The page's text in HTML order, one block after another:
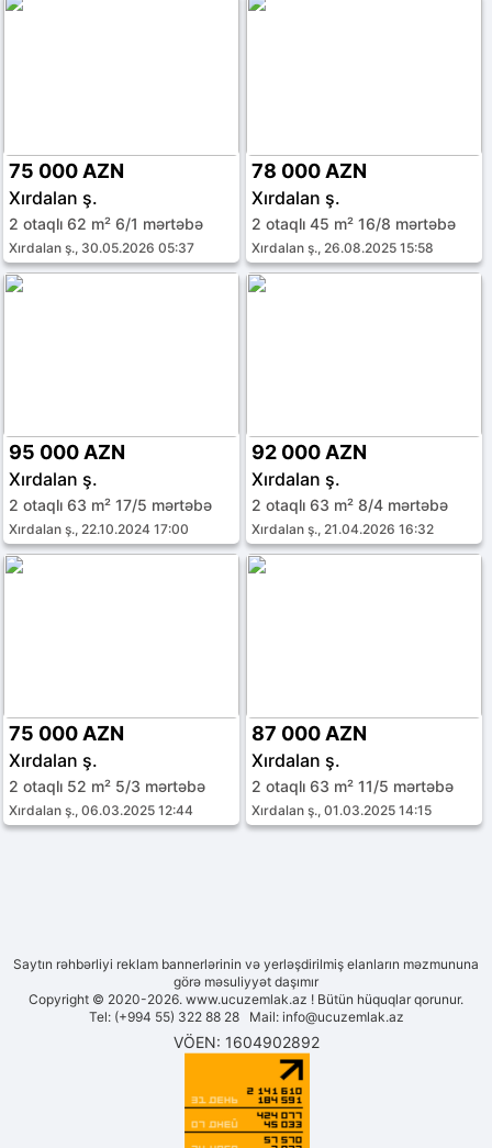
75 000 AZN
Xırdalan ş.
2 otaqlı 62 m² 6/1 mərtəbə
Xırdalan ş., 30.05.2026 05:37
78 000 AZN
Xırdalan ş.
2 otaqlı 45 m² 16/8 mərtəbə
Xırdalan ş., 26.08.2025 15:58
95 000 AZN
Xırdalan ş.
2 otaqlı 63 m² 17/5 mərtəbə
Xırdalan ş., 22.10.2024 17:00
92 000 AZN
Xırdalan ş.
2 otaqlı 63 m² 8/4 mərtəbə
Xırdalan ş., 21.04.2026 16:32
75 000 AZN
Xırdalan ş.
2 otaqlı 52 m² 5/3 mərtəbə
Xırdalan ş., 06.03.2025 12:44
87 000 AZN
Xırdalan ş.
2 otaqlı 63 m² 11/5 mərtəbə
Xırdalan ş., 01.03.2025 14:15
Saytın rəhbərliyi reklam bannerlərinin və yerləşdirilmiş elanların məzmununa
görə məsuliyyət daşımır
Copyright © 2020-2026. www.ucuzemlak.az ! Bütün hüquqlar qorunur.
Tel: (+994 55) 322 88 28 Mail: info@ucuzemlak.az
VÖEN: 1604902892